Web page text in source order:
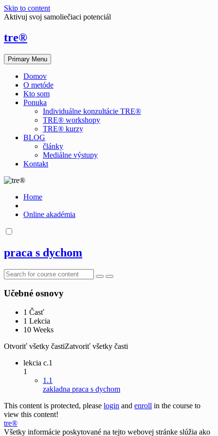
Skip to content
Aktivuj svoj samoliečiaci potenciál
tre®
Primary Menu
Domov
O metóde
Kto som
Ponuka
Individuálne konzultácie TRE®
TRE® workshopy
TRE® kurzy
BLOG
články
Mediálne výstupy
Kontakt
Home
Online akadémia
praca s dychom
Učebné osnovy
1 Časť
1 Lekcia
10 Weeks
Otvoriť všetky častiZatvoriť všetky časti
lekcia c.1
1
1.1
zakladna praca s dychom
This content is protected, please login and enroll in the course to
view this content!
tre®
Všetky informácie poskytované na tejto webovej stránke slúžia ako